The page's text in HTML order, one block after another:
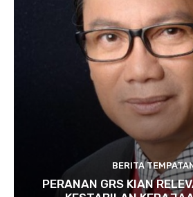
BERITA
PERANAN GRS KIAN